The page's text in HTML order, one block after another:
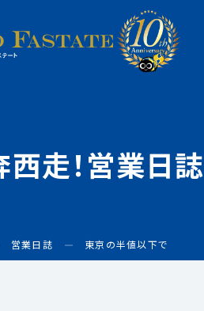
西走！営業日誌
営業日誌 東京の半値以下で